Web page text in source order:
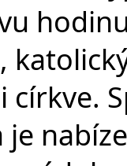
církve.